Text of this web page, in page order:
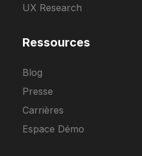
UX Research
Ressources
Blog
Presse
Carrières
Espace Démo